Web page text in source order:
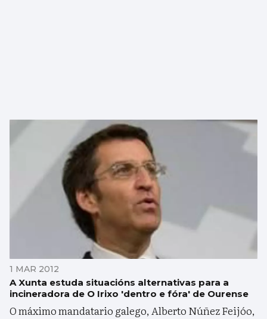
1 MAR 2012
A Xunta estuda situacións alternativas para a
incineradora de O Irixo 'dentro e fóra' de Ourense
O máximo mandatario galego, Alberto Núñez Feijóo,